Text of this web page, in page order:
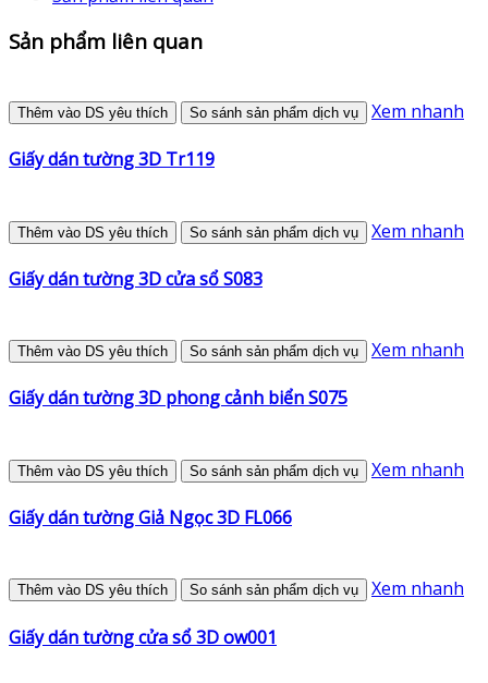
Sản phẩm liên quan
Thêm vào DS yêu thích So sánh sản phẩm dịch vụ Xem nhanh
Giấy dán tường 3D Tr119
Thêm vào DS yêu thích So sánh sản phẩm dịch vụ Xem nhanh
Giấy dán tường 3D cửa sổ S083
Thêm vào DS yêu thích So sánh sản phẩm dịch vụ Xem nhanh
Giấy dán tường 3D phong cảnh biển S075
Thêm vào DS yêu thích So sánh sản phẩm dịch vụ Xem nhanh
Giấy dán tường Giả Ngọc 3D FL066
Thêm vào DS yêu thích So sánh sản phẩm dịch vụ Xem nhanh
Giấy dán tường cửa sổ 3D ow001